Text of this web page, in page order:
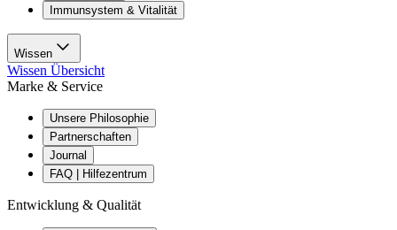
Immunsystem & Vitalität
Wissen
Wissen Übersicht
Marke & Service
Unsere Philosophie
Partnerschaften
Journal
FAQ | Hilfezentrum
Entwicklung & Qualität